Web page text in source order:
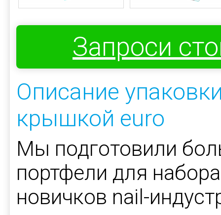
Запроси
Описание
крышкой euro
Мы подготовили
портфели для
новичков nail-